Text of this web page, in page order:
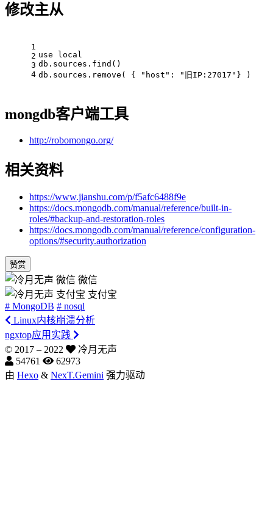
修改主从
1
2
3
4
use local
db.sources.find()
db.sources.remove( { "host": "旧IP:27017"} )
mongdb客户端工具
http://robomongo.org/
相关资料
https://www.jianshu.com/p/f5afc6488f9e
https://docs.mongodb.com/manual/reference/built-in-
roles/#backup-and-restoration-roles
https://docs.mongodb.com/manual/reference/configuration-
options/#security.authorization
赞赏
微信
支付宝
# MongoDB # nosql
Linux内核崩溃分析
ngxtop应用实践
© 2017 – 2022
冷月无声
54761
62973
由 Hexo & NexT.Gemini 强力驱动